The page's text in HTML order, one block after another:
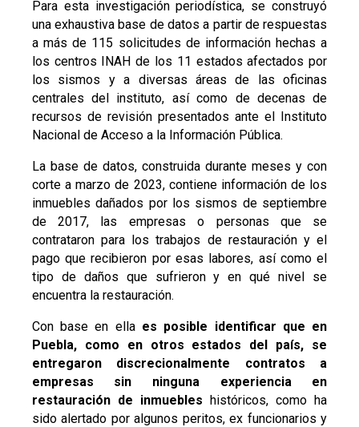
Para esta investigación periodística, se construyó
una exhaustiva base de datos a partir de respuestas
a más de 115 solicitudes de información hechas a
los centros INAH de los 11 estados afectados por
los sismos y a diversas áreas de las oficinas
centrales del instituto, así como de decenas de
recursos de revisión presentados ante el Instituto
Nacional de Acceso a la Información Pública.
La base de datos, construida durante meses y con
corte a marzo de 2023, contiene información de los
inmuebles dañados por los sismos de septiembre
de 2017, las empresas o personas que se
contrataron para los trabajos de restauración y el
pago que recibieron por esas labores, así como el
tipo de daños que sufrieron y en qué nivel se
encuentra la restauración.
Con base en ella es posible identificar que en
Puebla, como en otros estados del país, se
entregaron discrecionalmente contratos a
empresas sin ninguna experiencia en
restauración de inmuebles históricos, como ha
sido alertado por algunos peritos, ex funcionarios y